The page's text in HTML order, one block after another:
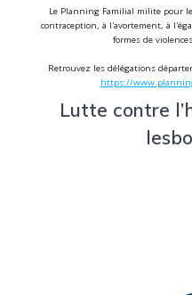
Le Planning Familial milite pour
contraception, à l'avortement, à
formes de
Retrouvez les délégations
https://
Lutte contre